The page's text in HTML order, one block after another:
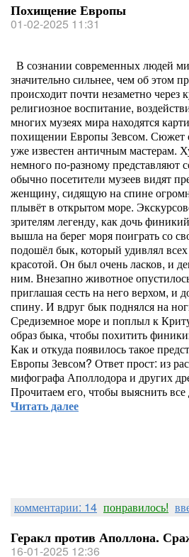
Похищение Европы
01-02-2025 11:31
В сознании современных людей
значительно сильнее, чем об этом
происходит почти незаметно через
религиозное воспитание,
многих музеях мира находятся
похищении Европы Зевсом. Сюжет
уже известен античным мастерам.
немного по-разному представляют
обычно посетители музеев видят
женщину, сидящую на спине
плывёт в открытом море.
зрителям легенду, как дочь
вышла на берег моря поиграть со
подошёл бык, который удивлял
красотой. Он был очень ласков, и
ним. Внезапно животное
приглашая сесть на него верхом, и
спину. И вдруг бык поднялся на
Средиземное море и поплыл к
образ быка, чтобы похитить
Как и откуда появилось такое
Европы Зевсом? Ответ прост: из
мифографа Аполлодора и других
Прочитаем его, чтобы выяснить все
Читать далее
комментарии: 14 понравилось!
Геракл против Аполлона.
16-01-2025 12:36